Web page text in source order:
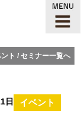
ント / セミナー一覧へ
イベント
日